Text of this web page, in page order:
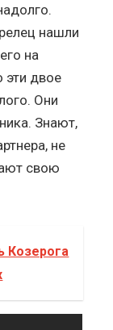
нашли
на
эти двое
Они
Знают,
не
свою
Козерога